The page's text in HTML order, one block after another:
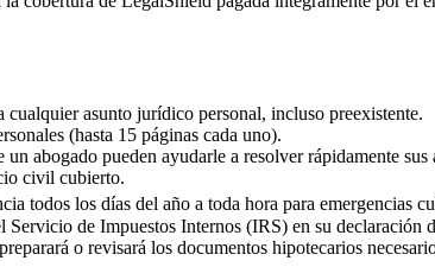
cualquier asunto jurídico personal, incluso preexistente.
(hasta 15 páginas cada uno).
abogado pueden ayudarle a resolver rápidamente sus
civil cubierto.
todos los días del año a toda hora para emergencias
Servicio de Impuestos Internos (IRS) en su declaración
o revisará los documentos hipotecarios